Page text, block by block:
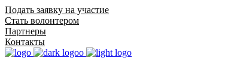
Подать заявку на участие
Стать волонтером
Партнеры
Контакты